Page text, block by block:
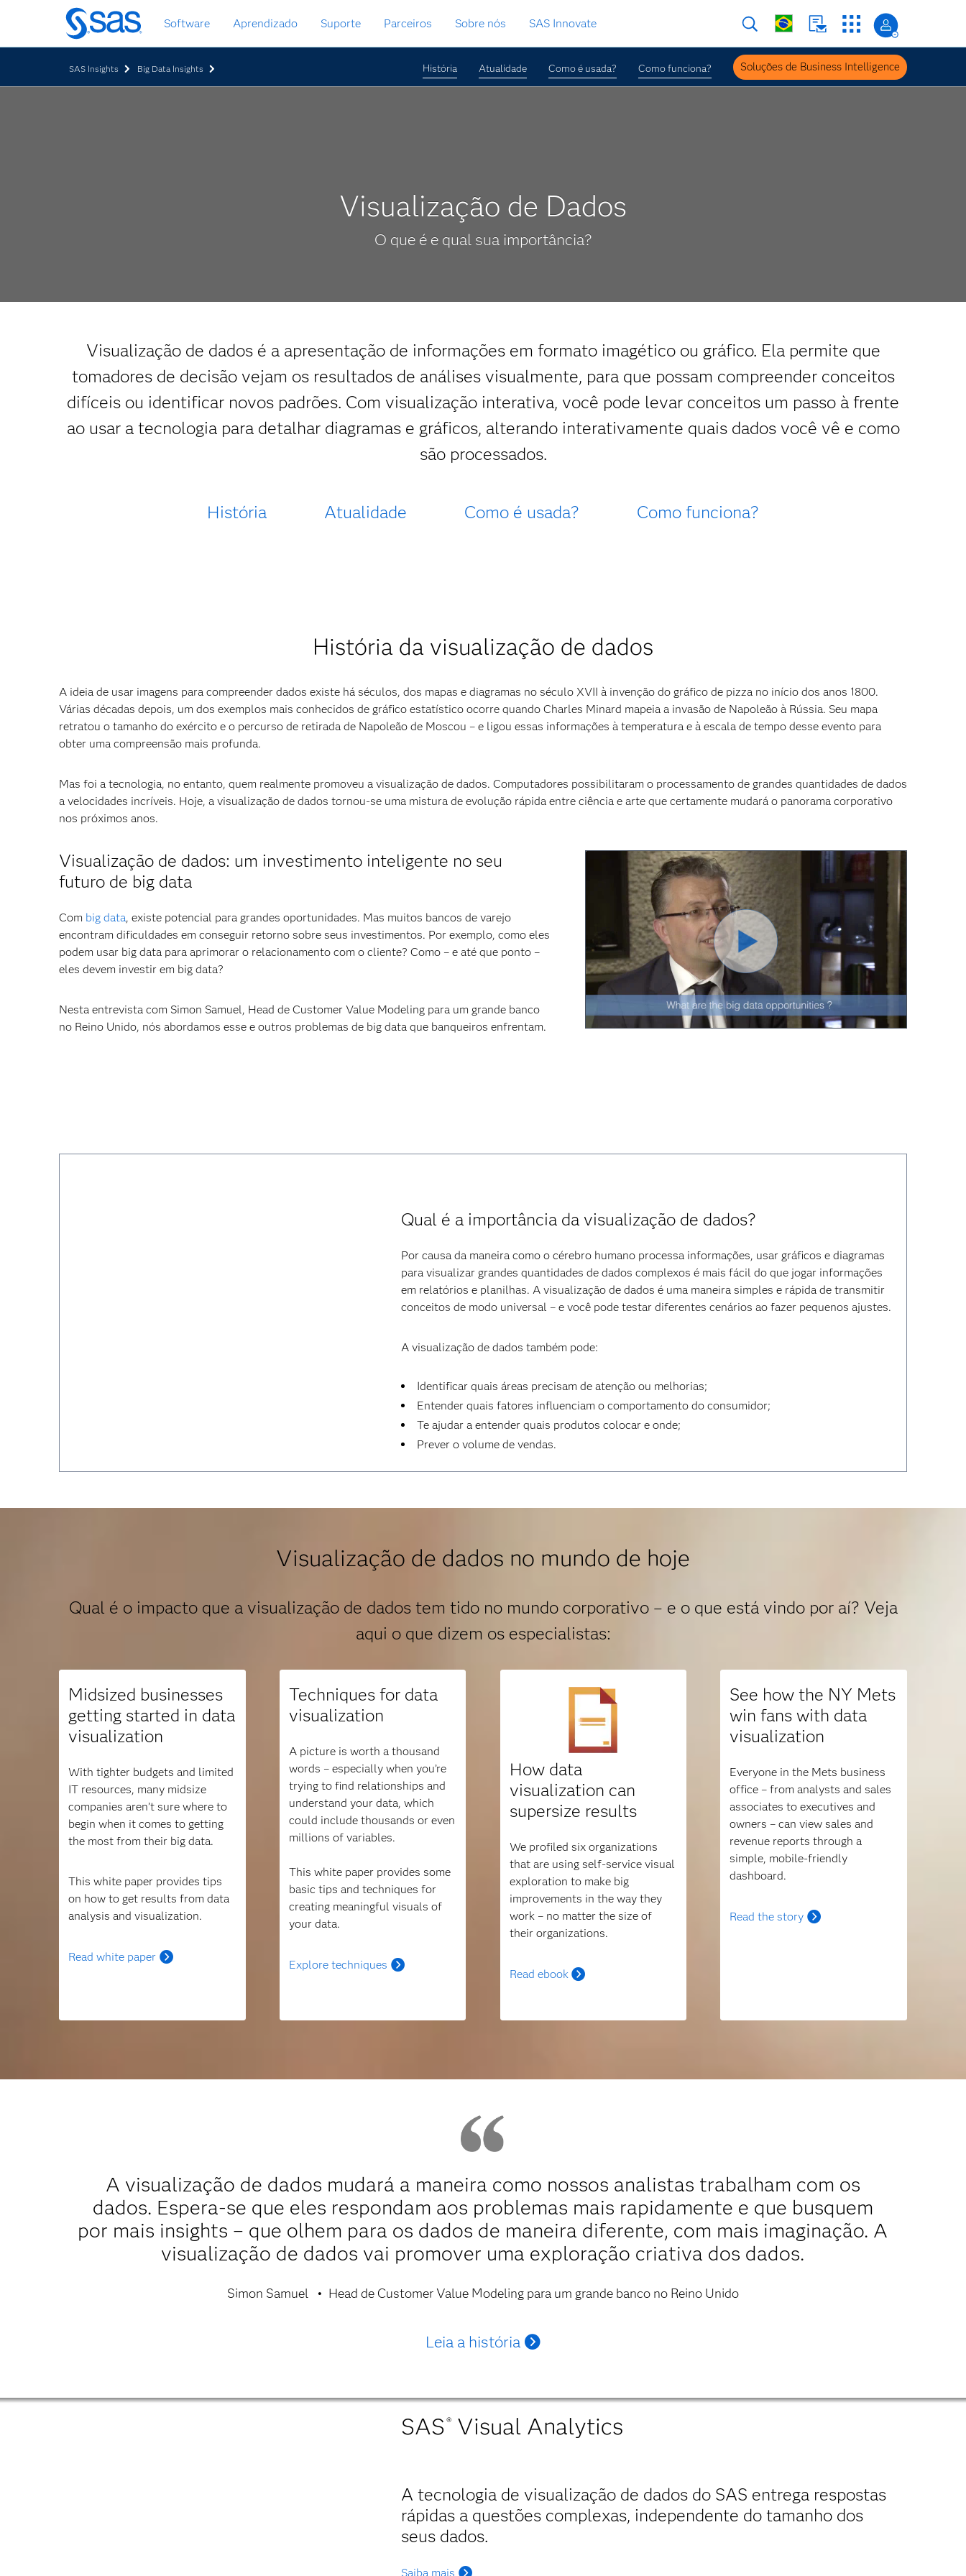
Pular
para
principal
Software Aprendizado Suporte Parceiros Sobre nós SAS Innovate
SAS Insights Big Data Insights História Atualidade Como é usada? Como funciona? Soluções de Business Intelligence
Visualização de Dados
O que é e qual sua importância?
Visualização de dados é a apresentação de informações em formato imagético ou gráfico. Ela permite que
tomadores de decisão vejam os resultados de análises visualmente, para que possam compreender conceitos
difíceis ou identificar novos padrões. Com visualização interativa, você pode levar conceitos um passo à frente
ao usar a tecnologia para detalhar diagramas e gráficos, alterando interativamente quais dados você vê e como
são processados.
História Atualidade Como é usada? Como funciona?
História da visualização de dados
A ideia de usar imagens para compreender dados existe há séculos, dos mapas e diagramas no século XVII à invenção do gráfico de pizza no início dos anos 1800.
Várias décadas depois, um dos exemplos mais conhecidos de gráfico estatístico ocorre quando Charles Minard mapeia a invasão de Napoleão à Rússia. Seu mapa
retratou o tamanho do exército e o percurso de retirada de Napoleão de Moscou – e ligou essas informações à temperatura e à escala de tempo desse evento para
obter uma compreensão mais profunda.
Mas foi a tecnologia, no entanto, quem realmente promoveu a visualização de dados. Computadores possibilitaram o processamento de grandes quantidades de dados
a velocidades incríveis. Hoje, a visualização de dados tornou-se uma mistura de evolução rápida entre ciência e arte que certamente mudará o panorama corporativo
nos próximos anos.
Visualização de dados: um investimento inteligente no seu
futuro de big data
Com big data, existe potencial para grandes oportunidades. Mas muitos bancos de varejo
encontram dificuldades em conseguir retorno sobre seus investimentos. Por exemplo, como eles
podem usar big data para aprimorar o relacionamento com o cliente? Como – e até que ponto –
eles devem investir em big data?
Nesta entrevista com Simon Samuel, Head de Customer Value Modeling para um grande banco
no Reino Unido, nós abordamos esse e outros problemas de big data que banqueiros enfrentam.
Play
Qual é a importância da visualização de dados?
Por causa da maneira como o cérebro humano processa informações, usar gráficos e diagramas
para visualizar grandes quantidades de dados complexos é mais fácil do que jogar informações
em relatórios e planilhas. A visualização de dados é uma maneira simples e rápida de transmitir
conceitos de modo universal – e você pode testar diferentes cenários ao fazer pequenos ajustes.
A visualização de dados também pode:
Identificar quais áreas precisam de atenção ou melhorias;
Entender quais fatores influenciam o comportamento do consumidor;
Te ajudar a entender quais produtos colocar e onde;
Prever o volume de vendas.
Visualização de dados no mundo de hoje
Qual é o impacto que a visualização de dados tem tido no mundo corporativo – e o que está vindo por aí? Veja
aqui o que dizem os especialistas:
Midsized businesses
getting started in data
visualization
With tighter budgets and limited
IT resources, many midsize
companies aren’t sure where to
begin when it comes to getting
the most from their big data.
This white paper provides tips
on how to get results from data
analysis and visualization.
Read white paper
Techniques for data
visualization
A picture is worth a thousand
words – especially when you’re
trying to find relationships and
understand your data, which
could include thousands or even
millions of variables.
This white paper provides some
basic tips and techniques for
creating meaningful visuals of
your data.
Explore techniques
How data
visualization can
supersize results
We profiled six organizations
that are using self-service visual
exploration to make big
improvements in the way they
work – no matter the size of
their organizations.
Read ebook
See how the NY Mets
win fans with data
visualization
Everyone in the Mets business
office ­– from analysts and sales
associates to executives and
owners – can view sales and
revenue reports through a
simple, mobile-friendly
dashboard.
Read the story
A visualização de dados mudará a maneira como nossos analistas trabalham com os
dados. Espera-se que eles respondam aos problemas mais rapidamente e que busquem
por mais insights – que olhem para os dados de maneira diferente, com mais imaginação. A
visualização de dados vai promover uma exploração criativa dos dados.
Simon Samuel Head de Customer Value Modeling para um grande banco no Reino Unido
Leia a história
SAS ® Visual Analytics
A tecnologia de visualização de dados do SAS entrega respostas
rápidas a questões complexas, independente do tamanho dos
seus dados.
Saiba mais